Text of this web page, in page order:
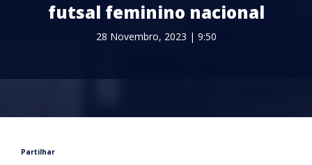
futsal feminino nacional
28 Novembro, 2023 | 9:50
Partilhar